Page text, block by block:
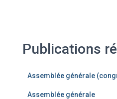
Publications
Assemblée générale
Assemblée générale